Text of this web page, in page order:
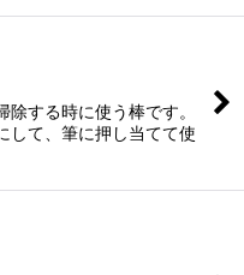
する時に使う棒です。
して、筆に押し当てて使